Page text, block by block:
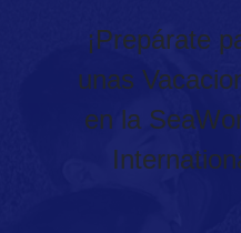
¡Prepárate
unas
en la